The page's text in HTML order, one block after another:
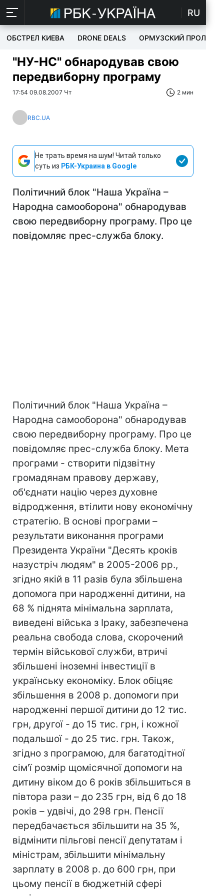
RU
ОБСТРЕЛ КИЕВА DRONE DEALS ОРМУЗСКИЙ ПРОЛИВ
"НУ-НС" обнародував свою
передвиборну програму
17:54 09.08.2007 Чт 2 мин
RBC.UA
Не трать время на шум! Читай только
суть из РБК-Украина в Google
Політичний блок "Наша Україна –
Народна самооборона" обнародував
свою передвиборну програму. Про це
повідомляє прес-служба блоку.
Політичний блок "Наша Україна –
Народна самооборона" обнародував
свою передвиборну програму. Про це
повідомляє прес-служба блоку. Мета
програми - створити підзвітну
громадянам правову державу,
об'єднати націю через духовне
відродження, втілити нову економічну
стратегію. В основі програми –
результати виконання програми
Президента України "Десять кроків
назустріч людям" в 2005-2006 рр.,
згідно якій в 11 разів була збільшена
допомога при народженні дитини, на
68 % піднята мінімальна зарплата,
виведені війська з Іраку, забезпечена
реальна свобода слова, скорочений
термін військової служби, втричі
збільшені іноземні інвестиції в
українську економіку. Блок обіцяє
збільшення в 2008 р. допомоги при
народженні першої дитини до 12 тис.
грн, другої - до 15 тис. грн, і кожної
подальшої - до 25 тис. грн. Також,
згідно з програмою, для багатодітної
сім'ї розмір щомісячної допомоги на
дитину віком до 6 років збільшиться в
півтора рази – до 235 грн, від 6 до 18
років – удвічі, до 298 грн. Пенсії
передбачається збільшити на 35 %,
відмінити пільгові пенсії депутатам і
міністрам, збільшити мінімальну
зарплату в 2008 р. до 600 грн, при
цьому пенсії в бюджетній сфері